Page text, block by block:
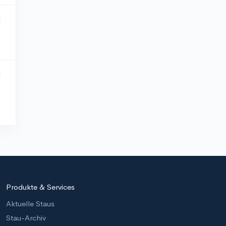
Produkte & Services
Aktuelle Staus
Stau-Archiv